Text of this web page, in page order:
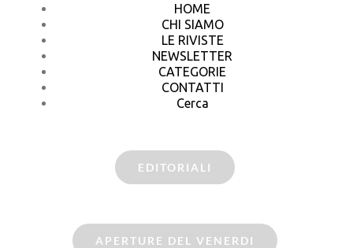
HOME
CHI SIAMO
LE RIVISTE
NEWSLETTER
CATEGORIE
CONTATTI
Cerca
EDITORIALI
APERTURE DEL VENERDI